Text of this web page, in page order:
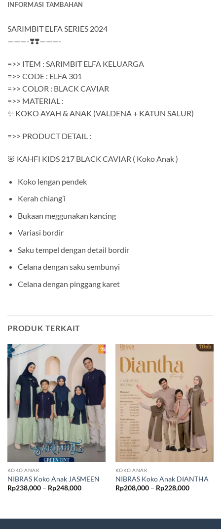
INFORMASI TAMBAHAN
SARIMBIT ELFA SERIES 2024
———-❣️❣️———-
=>> ITEM : SARIMBIT ELFA KELUARGA
=>> CODE : ELFA 301
=>> COLOR : BLACK CAVIAR
=>> MATERIAL :
✨ KOKO AYAH & ANAK (VALDENA + KATUN SALUR)
=>> PRODUCT DETAIL :
🌸 KAHFI KIDS 217 BLACK CAVIAR ( Koko Anak )
Koko lengan pendek
Kerah chiang’i
Bukaan meggunakan kancing
Variasi bordir
Saku tempel dengan detail bordir
Celana dengan saku sembunyi
Celana dengan pinggang karet
PRODUK TERKAIT
KOKO ANAK
NIBRAS Koko Anak JASMEEN
Rp238,000 – Rp248,000Rentang
KOKO ANAK
NIBRAS Koko Anak DIANTHA
Rp208,000 – Rp228,000Rentang